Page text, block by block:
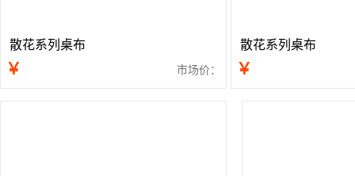
散花系列桌布
￥ 市场价：
散花系列桌布
￥